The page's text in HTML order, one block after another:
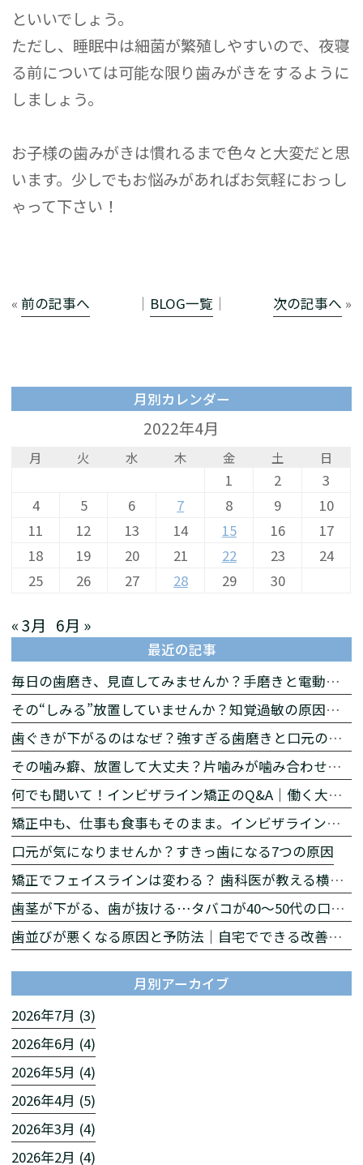
といいでしょう。
ただし、睡眠中は細菌が繁殖しやすいので、夜寝
る前については可能な限り歯みがきをするように
しましょう。
お子様の歯みがきは慣れるまで色々と大変だと思
います。少しでもお悩みがあればお気軽におっし
ゃって下さい！
« 前の記事へ │ BLOG一覧 │ 次の記事へ »
月別カレンダー
2022年4月
月 火 水 木 金 土 日
1 2
3
4
5 6 7 8 9
10
11
12 13 14 15 16
17
18
19 20 21 22 23
24
25
26 27 28 29 30
« 3月 6月 »
最近の記事
毎日の歯磨き、見直してみませんか？手磨きと電動歯ブラシの違いをわかりやすく解説
その“しみる”放置していませんか？知覚過敏の原因と対策
歯ぐきが下がるのはなぜ？強すぎる歯磨きと口元の印象の関係
その噛み癖、放置して大丈夫？片噛みが噛み合わせに与える影響とは
何でも聞いて！インビザライン矯正のQ&A｜働く大人の矯正相談【後編】
矯正中も、仕事も食事もそのまま。インビザラインが働く大人に選ばれる理由【前編】
口元が気になりませんか？すきっ歯になる7つの原因
矯正でフェイスラインは変わる？ 歯科医が教える横顔への影響
歯茎が下がる、歯が抜ける…タバコが40〜50代の口を急速に老化させる理由
歯並びが悪くなる原因と予防法｜自宅でできる改善習慣を解説
月別アーカイブ
2026年7月 (3)
2026年6月 (4)
2026年5月 (4)
2026年4月 (5)
2026年3月 (4)
2026年2月 (4)